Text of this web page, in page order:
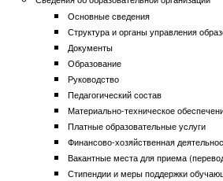
Основные сведения
Структура и органы управления
Документы
Образование
Руководство
Педагогический состав
Материально-техническое
Платные образовательные услуги
Финансово-хозяйственная
Вакантные места для приема
Стипендии и меры поддержки